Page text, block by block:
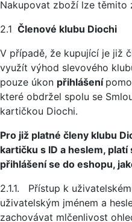
Nakupovat zboží lze těmito
2.1 Členové klubu Diochi
V případě, že kupující je již
využít výhod slevového
pouze úkon přihlášení
které obdržel spolu se
kartičkou Diochi.
Pro již platné členy klubu
kartičku s ID a heslem,
přihlášení se do eshopu,
2.1.1. Přístup k
uživatelským jménem a
zachovávat mlčenlivost